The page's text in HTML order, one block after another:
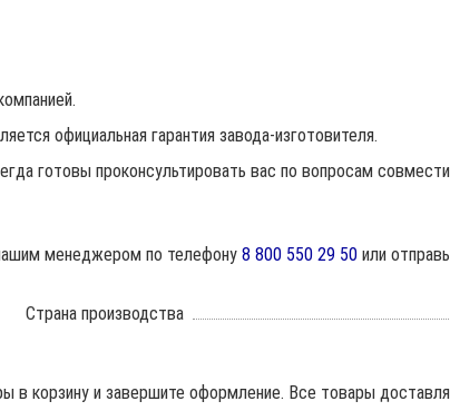
официальная гарантия завода-изготовителя.
готовы проконсультировать вас по вопросам
менеджером по телефону 8 800 550 29 50 или
Страна производства
в корзину и завершите оформление. Все товары